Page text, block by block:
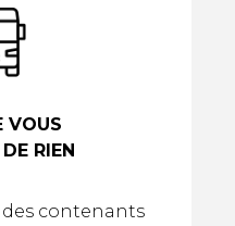
VOUS
RIEN
contenants